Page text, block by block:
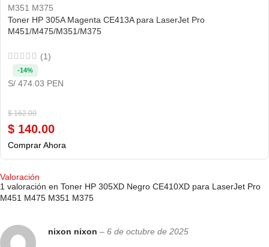
Toner HP 305A Magenta CE413A para LaserJet Pro
M451/M475/M351/M375
(1)
$162.00
$ 140.00
-14%
S/ 474.03 PEN
Comprar Ahora
Valoración
1 valoración en Toner HP 305XD Negro CE410XD para LaserJet Pro
M451 M475 M351 M375
nixon nixon – 6 de octubre de 2025